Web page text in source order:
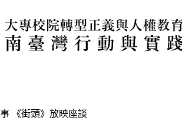
至
主
要
事 《街頭》放映座談